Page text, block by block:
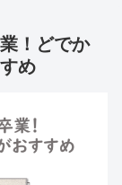
！どでか
め